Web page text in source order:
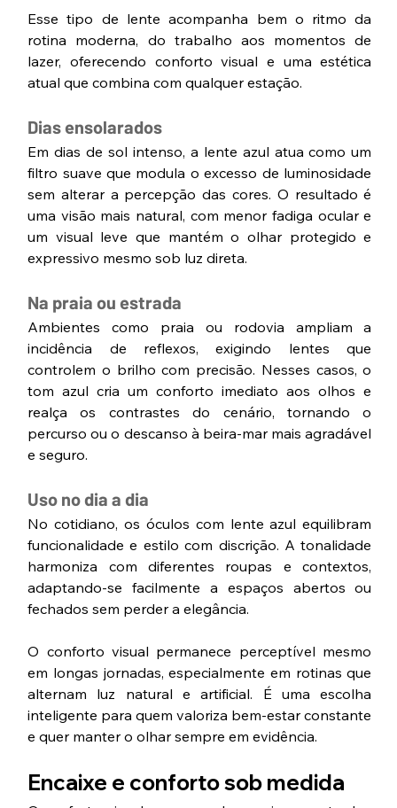
Esse tipo de lente acompanha bem o ritmo da
rotina moderna, do trabalho aos momentos de
lazer, oferecendo conforto visual e uma estética
atual que combina com qualquer estação.
Dias ensolarados
Em dias de sol intenso, a lente azul atua como um
filtro suave que modula o excesso de luminosidade
sem alterar a percepção das cores. O resultado é
uma visão mais natural, com menor fadiga ocular e
um visual leve que mantém o olhar protegido e
expressivo mesmo sob luz direta.
Na praia ou estrada
Ambientes como praia ou rodovia ampliam a
incidência de reflexos, exigindo lentes que
controlem o brilho com precisão. Nesses casos, o
tom azul cria um conforto imediato aos olhos e
realça os contrastes do cenário, tornando o
percurso ou o descanso à beira-mar mais agradável
e seguro.
Uso no dia a dia
No cotidiano, os óculos com lente azul equilibram
funcionalidade e estilo com discrição. A tonalidade
harmoniza com diferentes roupas e contextos,
adaptando-se facilmente a espaços abertos ou
fechados sem perder a elegância.
O conforto visual permanece perceptível mesmo
em longas jornadas, especialmente em rotinas que
alternam luz natural e artificial. É uma escolha
inteligente para quem valoriza bem-estar constante
e quer manter o olhar sempre em evidência.
Encaixe e conforto sob medida